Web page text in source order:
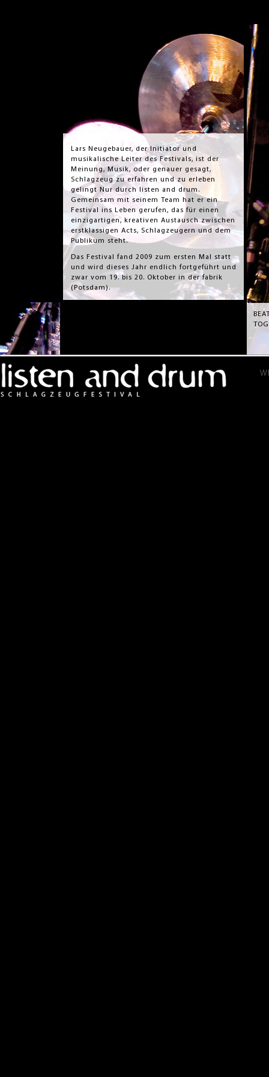
Lars Neugebauer, der Initiator und
musikalische Leiter des Festivals, ist der
Meinung, Musik, oder genauer gesagt,
Schlagzeug zu erfahren und zu erleben
gelingt Nur durch listen and drum.
Gemeinsam mit seinem Team hat er ein
Festival ins Leben gerufen, das für einen
einzigartigen, kreativen Austausch zwischen
erstklassigen Acts, Schlagzeugern und dem
Publikum steht.
Das Festival fand 2009 zum ersten Mal statt
und wird dieses Jahr endlich fortgeführt und
zwar vom 19. bis 20. Oktober in der fabrik
(Potsdam).